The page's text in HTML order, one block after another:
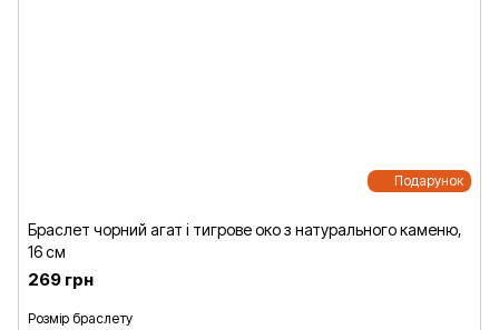
Подарунок
Браслет чорний агат і тигрове око з натурального каменю,
16 см
269 грн
Розмір браслету